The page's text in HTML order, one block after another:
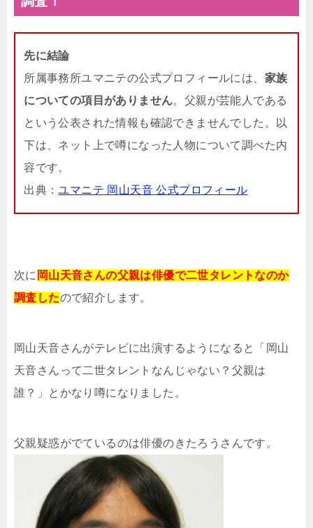
先に結論
所属事務所ユマニテの公式プロフィールには、 家族
についての項目がありません。父親が芸能人である
という公表された情報も確認できませんでした。以
下は、ネット上で噂になった人物について調べた内
容です。
出典：ユマニテ 岡山天音 公式プロフィール
次に 岡山天音さんの父親は俳優で二世タレントなのか
調査したので紹介します。
岡山天音さんがテレビに出演するようになると「岡山
天音さんって二世タレントなんじゃない？父親は
誰？」とかなり噂になりました。
父親疑惑がでているのは俳優のきたろうさんです。